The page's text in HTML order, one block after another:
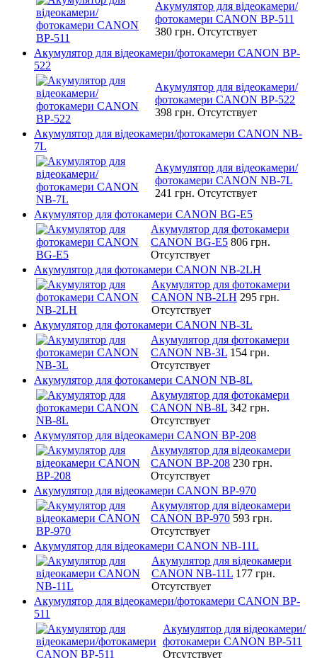
Акумулятор для відеокамери/
фотокамери CANON BP-511
380 грн. Отсутствует
Акумулятор для відеокамери/фотокамери CANON BP-
522
Акумулятор для відеокамери/
фотокамери CANON BP-522
398 грн. Отсутствует
Акумулятор для відеокамери/фотокамери CANON NB-
7L
Акумулятор для відеокамери/
фотокамери CANON NB-7L
241 грн. Отсутствует
Акумулятор для фотокамери CANON BG-E5
Акумулятор для фотокамери
CANON BG-E5 806 грн.
Отсутствует
Акумулятор для фотокамери CANON NB-2LH
Акумулятор для фотокамери
CANON NB-2LH 295 грн.
Отсутствует
Акумулятор для фотокамери CANON NB-3L
Акумулятор для фотокамери
CANON NB-3L 154 грн.
Отсутствует
Акумулятор для фотокамери CANON NB-8L
Акумулятор для фотокамери
CANON NB-8L 342 грн.
Отсутствует
Акумулятор для відеокамери CANON BP-208
Акумулятор для відеокамери
CANON BP-208 230 грн.
Отсутствует
Акумулятор для відеокамери CANON BP-970
Акумулятор для відеокамери
CANON BP-970 593 грн.
Отсутствует
Акумулятор для відеокамери CANON NB-11L
Акумулятор для відеокамери
CANON NB-11L 177 грн.
Отсутствует
Акумулятор для відеокамери/фотокамери CANON BP-
511
Акумулятор для відеокамери/
фотокамери CANON BP-511
Отсутствует